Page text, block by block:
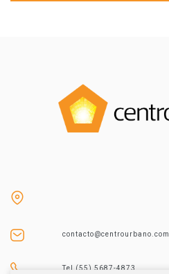
contacto@centrourbano.com
Tel (55) 5687-4873